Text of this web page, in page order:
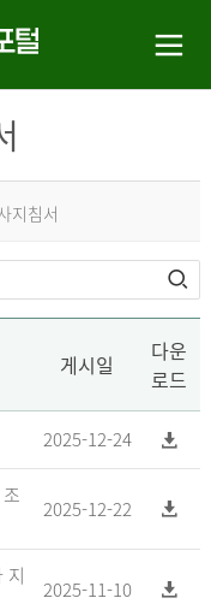
지침서
게시일
다운
로드
2025-12-24
2025-12-22
지
2025-11-10